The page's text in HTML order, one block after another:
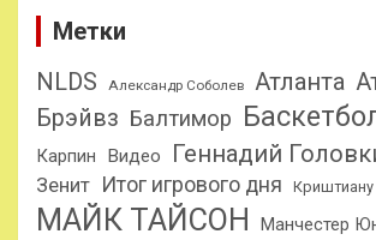
Метки
NLDS
Александр Соболев Атланта
Брэйвз Балтимор
Карпин
Видео Геннадий
Зенит Итог игрового дня Криштиану
МАЙК ТАЙСОН Манчестер